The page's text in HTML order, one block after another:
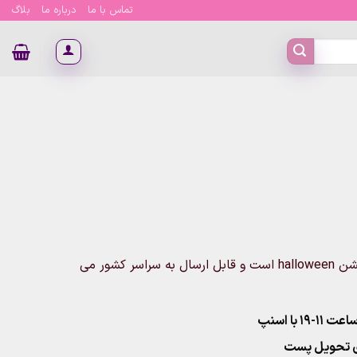
تماس با ما درباره ما بلاگ
این محصول شامل یک عدد نقاب saw میباشد که مخصوص جشن halloween است و قابل ارسال به سراسر کشور می
با اسنپ